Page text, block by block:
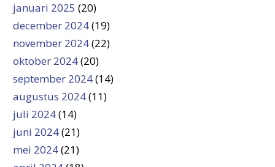
januari 2025 (20)
december 2024(19)
november 2024(22)
oktober 2024(20)
september 2024(14)
augustus 2024(11)
juli 2024(14)
juni 2024(21)
mei 2024(21)